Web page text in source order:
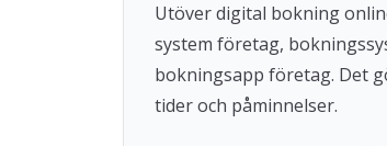
Utöver digital bokning
system företag,
bokningsapp företag. Det
tider och påminnelser.